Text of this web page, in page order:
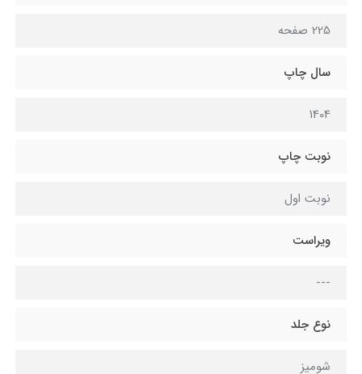
225 صفحه
سال چاپ
1404
نوبت چاپ
نوبت اول
ویراست
---
نوع جلد
شومیز